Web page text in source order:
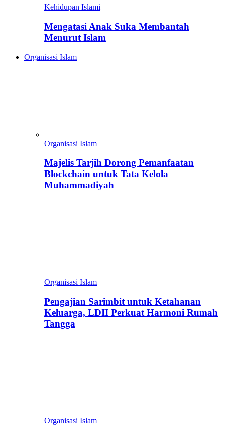
Kehidupan Islami
Mengatasi Anak Suka Membantah
Menurut Islam
Organisasi Islam
Organisasi Islam
Majelis Tarjih Dorong Pemanfaatan
Blockchain untuk Tata Kelola
Muhammadiyah
Organisasi Islam
Pengajian Sarimbit untuk Ketahanan
Keluarga, LDII Perkuat Harmoni Rumah
Tangga
Organisasi Islam